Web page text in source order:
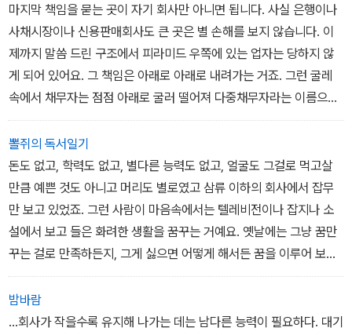
마지막 책임을 묻는 곳이 자기 회사만 아니면 됩니다. 사실 은행이나
사채시장이나 신용판매회사도 큰 곳은 별 손해를 보지 않습니다. 이
제까지 말씀 드린 구조에서 피라미드 우쪽에 있는 업자는 당하지 않
게 되어 있어요. 그 책임은 아래로 아래로 내려가는 거죠. 그런 굴레
속에서 채무자는 점점 아래로 굴러 떨어져 다중채무자라는 이름으로
결박되어 두 번 다시 떠오를 수 없도록 가라앉는 겁니다. (p.137)
뽈쥐의 독서일기
돈도 없고, 학력도 없고, 별다른 능력도 없고, 얼굴도 그걸로 먹고살
만큼 예쁜 것도 아니고 머리도 별로였고 삼류 이하의 회사에서 잡무
만 보고 있었죠. 그런 사람이 마음속에서는 텔레비전이나 잡지나 소
설에서 보고 들은 화려한 생활을 꿈꾸는 거예요. 옛날에는 그냥 꿈만
꾸는 걸로 만족하든지, 그게 싫으면 어떻게 해서든 꿈을 이루어 보려
고 노력해 보든지 했겠지요. 그래서 실제로 출세한 사람도 있었을 것
이고, 아니면 나쁜 길로 빠져든 사람도 있을 거예요. 옛날에는 아주 간
단했어요. 방법이야 어쨌든 간에 자력으로 꿈을 이루든가 현 상태에
밤바람
…회사가 작을수록 유지해 나가는 데는 남다른 능력이 필요하다. 대기